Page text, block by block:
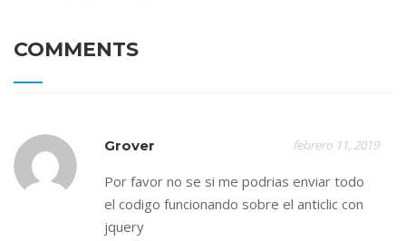
COMMENTS
Grover febrero 11, 2019
Por favor no se si me podrias enviar todo
el codigo funcionando sobre el anticlic con
jquery